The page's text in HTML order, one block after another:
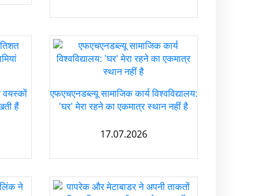
हैं
एफएचएनडब्ल्यू सामाजिक कार्य विश्वविद्यालय:
'घर' मेरा रहने का एकमात्र स्थान नहीं है
17.07.2026